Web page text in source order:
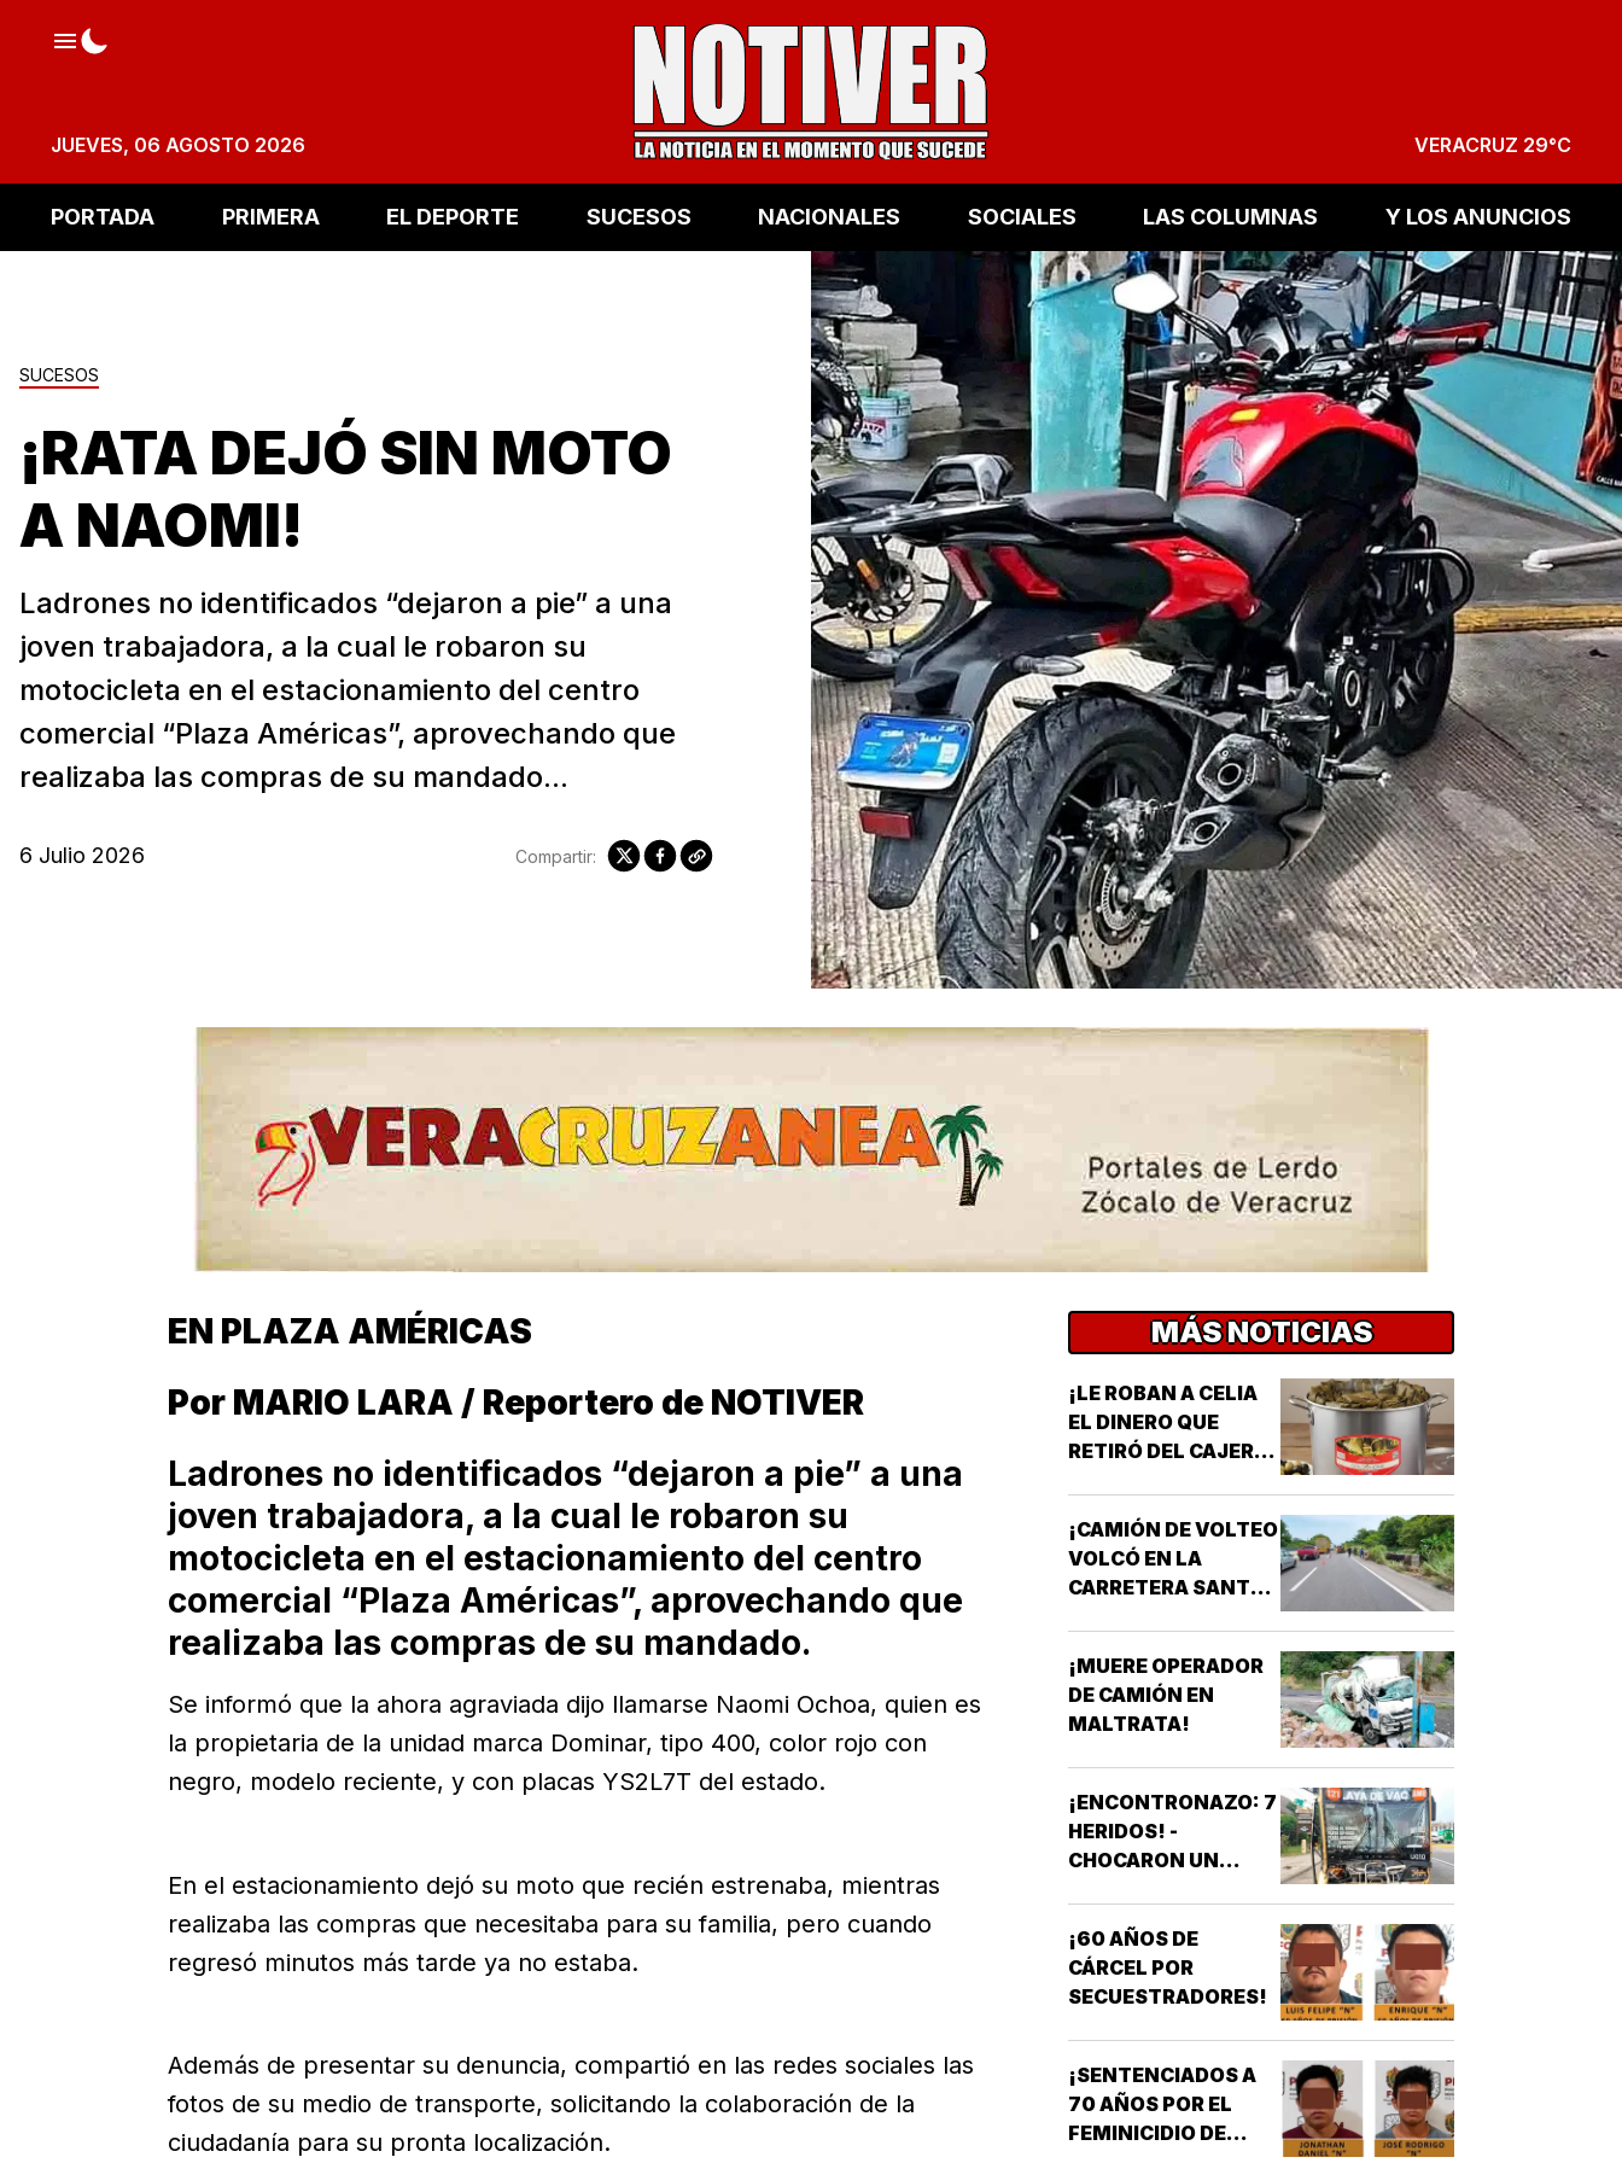
JUEVES, 06 AGOSTO 2026 VERACRUZ 29°C
PORTADA PRIMERA EL DEPORTE SUCESOS NACIONALES SOCIALES LAS COLUMNAS Y LOS ANUNCIOS
SUCESOS
¡RATA DEJÓ SIN MOTO
A NAOMI!
Ladrones no identificados “dejaron a pie” a una
joven trabajadora, a la cual le robaron su
motocicleta en el estacionamiento del centro
comercial “Plaza Américas”, aprovechando que
realizaba las compras de su mandado...
6 Julio 2026 Compartir:
EN PLAZA AMÉRICAS
Por MARIO LARA / Reportero de NOTIVER
Ladrones no identificados “dejaron a pie” a una
joven trabajadora, a la cual le robaron su
motocicleta en el estacionamiento del centro
comercial “Plaza Américas”, aprovechando que
realizaba las compras de su mandado.
Se informó que la ahora agraviada dijo llamarse Naomi Ochoa, quien es
la propietaria de la unidad marca Dominar, tipo 400, color rojo con
negro, modelo reciente, y con placas YS2L7T del estado.
En el estacionamiento dejó su moto que recién estrenaba, mientras
realizaba las compras que necesitaba para su familia, pero cuando
regresó minutos más tarde ya no estaba.
Además de presentar su denuncia, compartió en las redes sociales las
fotos de su medio de transporte, solicitando la colaboración de la
ciudadanía para su pronta localización.
MÁS NOTICIAS
¡LE ROBAN A CELIA
EL DINERO QUE
RETIRÓ DEL CAJERO
¡CAMIÓN DE VOLTEO
VOLCÓ EN LA
CARRETERA SANTA
¡MUERE OPERADOR
DE CAMIÓN EN
MALTRATA!
¡ENCONTRONAZO: 7
HERIDOS! -
CHOCARON UN
LOS AZULES EN LA
TAMPIQUERA
¡60 AÑOS DE
CÁRCEL POR
SECUESTRADORES!
¡SENTENCIADOS A
70 AÑOS POR EL
FEMINICIDIO DE